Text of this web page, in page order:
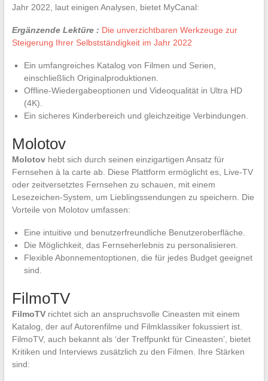
Jahr 2022, laut einigen Analysen, bietet MyCanal:
Ergänzende Lektüre : Die unverzichtbaren Werkzeuge zur
Steigerung Ihrer Selbstständigkeit im Jahr 2022
Ein umfangreiches Katalog von Filmen und Serien,
einschließlich Originalproduktionen.
Offline-Wiedergabeoptionen und Videoqualität in Ultra HD
(4K).
Ein sicheres Kinderbereich und gleichzeitige Verbindungen.
Molotov
Molotovhebt sich durch seinen einzigartigen Ansatz für
Fernsehen à la carte ab. Diese Plattform ermöglicht es, Live-TV
oder zeitversetztes Fernsehen zu schauen, mit einem
Lesezeichen-System, um Lieblingssendungen zu speichern. Die
Vorteile von Molotov umfassen:
Eine intuitive und benutzerfreundliche Benutzeroberfläche.
Die Möglichkeit, das Fernseherlebnis zu personalisieren.
Flexible Abonnementoptionen, die für jedes Budget geeignet
sind.
FilmoTV
FilmoTVrichtet sich an anspruchsvolle Cineasten mit einem
Katalog, der auf Autorenfilme und Filmklassiker fokussiert ist.
FilmoTV, auch bekannt als ‘der Treffpunkt für Cineasten’, bietet
Kritiken und Interviews zusätzlich zu den Filmen. Ihre Stärken
sind: